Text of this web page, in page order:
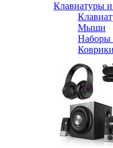
Клавиатуры
Мыши
Наборы